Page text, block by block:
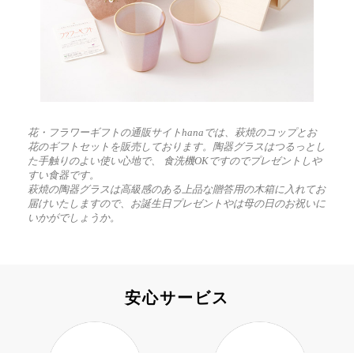
花・フラワーギフトの通販サイトhanaでは、萩焼のコップとお
花のギフトセットを販売しております。陶器グラスはつるっとし
た手触りのよい使い心地で、 食洗機OKですのでプレゼントしや
すい食器です。
萩焼の陶器グラスは高級感のある上品な贈答用の木箱に入れてお
届けいたしますので、お誕生日プレゼントやは母の日のお祝いに
いかがでしょうか。
安心サービス